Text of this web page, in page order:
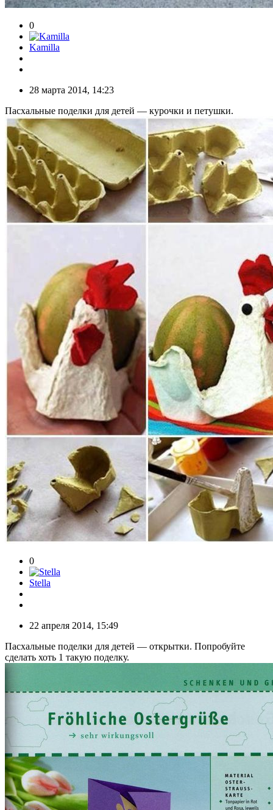
0
Kamilla
28 марта 2014, 14:23
Пасхальные поделки для детей — курочки и петушки.
0
Stella
22 апреля 2014, 15:49
Пасхальные поделки для детей — открытки. Попробуйте
сделать хоть 1 такую поделку.